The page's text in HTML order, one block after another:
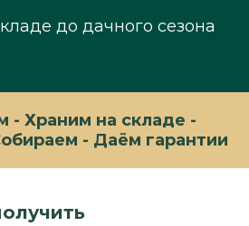
до дачного сезона
- Храним на складе -
- Даём гарантии